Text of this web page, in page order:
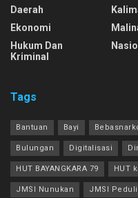
Daerah
Ekonomi
Hukum Dan
Kriminal
Tags
Bantuan Bayi
Bulungan Digitalisasi
HUT BAYANGKARA 79 HUT
JMSI Nunukan JMSI Peduli